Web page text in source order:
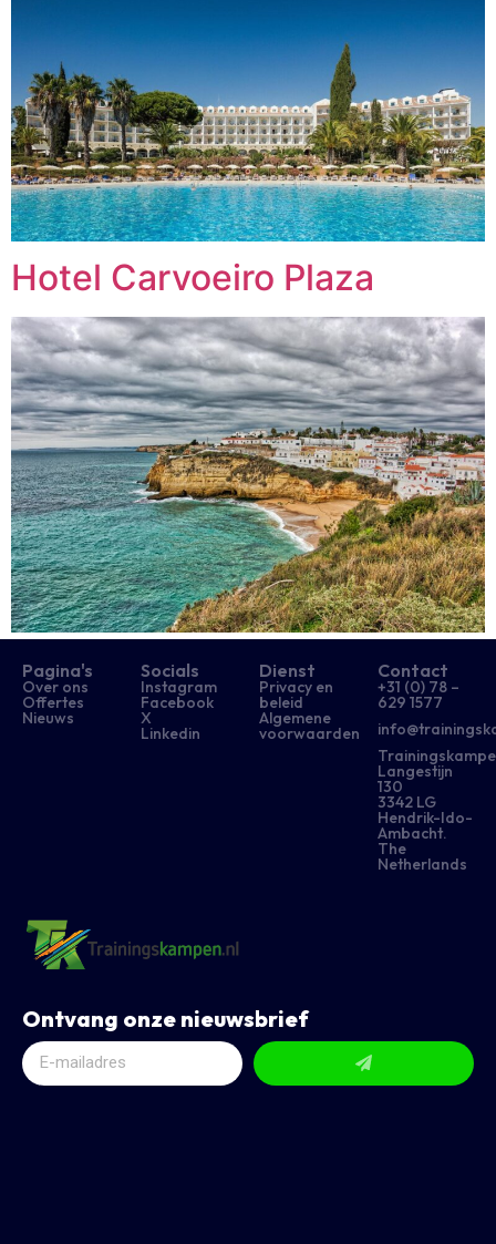
Hotel Carvoeiro Plaza
Pagina's
Over ons
Offertes
Nieuws
Socials
Instagram
Facebook
X
Linkedin
Dienst
Privacy en
beleid
Algemene
voorwaarden
Contact
+31 (0) 78 –
629 1577​
Langestijn
130
3342 LG
Hendrik-Ido-
Ambacht.
The
Netherlands
Ontvang onze nieuwsbrief